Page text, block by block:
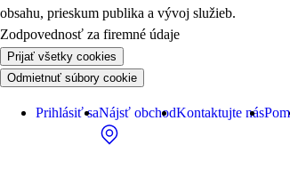
obsahu, prieskum publika a vývoj služieb.
Zodpovednosť za firemné údaje
Prijať všetky cookies
Odmietnuť súbory cookie
Prihlásiť saNájsť obchodKontaktujte nás